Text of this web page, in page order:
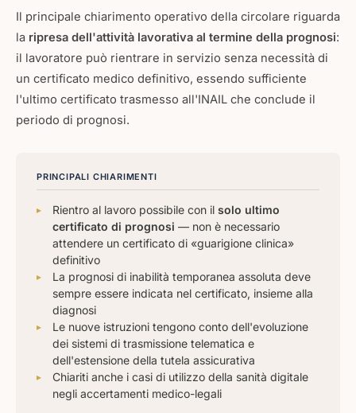
Il principale chiarimento operativo della circolare riguarda
la ripresa dell'attività lavorativa al termine della prognosi:
il lavoratore può rientrare in servizio senza necessità di
un certificato medico definitivo, essendo sufficiente
l'ultimo certificato trasmesso all'INAIL che conclude il
periodo di prognosi.
PRINCIPALI CHIARIMENTI
Rientro al lavoro possibile con il solo ultimo
certificato di prognosi — non è necessario
attendere un certificato di «guarigione clinica»
definitivo
La prognosi di inabilità temporanea assoluta deve
sempre essere indicata nel certificato, insieme alla
diagnosi
Le nuove istruzioni tengono conto dell'evoluzione
dei sistemi di trasmissione telematica e
dell'estensione della tutela assicurativa
Chiariti anche i casi di utilizzo della sanità digitale
negli accertamenti medico-legali